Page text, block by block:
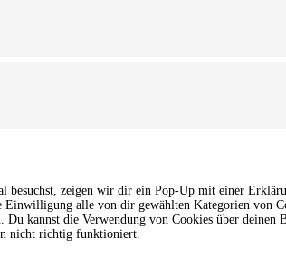
besuchst, zeigen wir dir ein Pop-Up mit einer
Einwilligung alle von dir gewählten Kategorien von
Du kannst die Verwendung von Cookies über deinen
nicht richtig funktioniert.